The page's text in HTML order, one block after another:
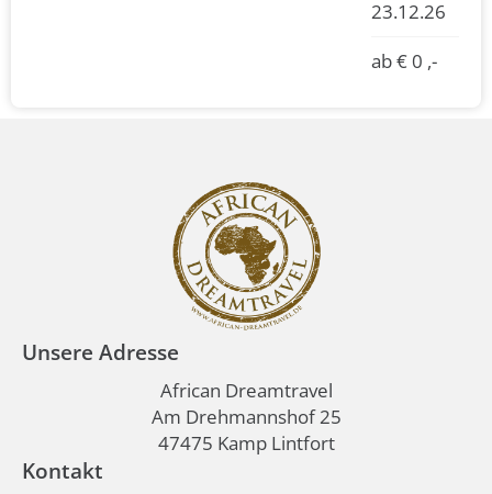
23.12.26
ab € 0 ,-
Unsere Adresse
African Dreamtravel
Am Drehmannshof 25
47475 Kamp Lintfort
Kontakt